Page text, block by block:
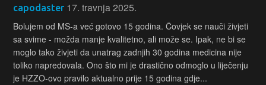
capodaster 17. travnja 2025.
Bolujem od MS-a već gotovo 15 godina. Čovjek se nauči živjeti
sa svime - možda manje kvalitetno, ali može se. Ipak, ne bi se
moglo tako živjeti da unatrag zadnjih 30 godina medicina nije
toliko napredovala. Ono što mi je drastično odmoglo u liječenju
je HZZO-ovo pravilo aktualno prije 15 godina gdje...